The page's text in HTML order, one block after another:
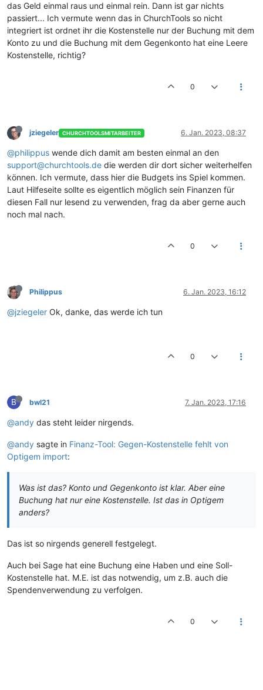
das Geld einmal raus und einmal rein. Dann ist gar nichts
passiert... Ich vermute wenn das in ChurchTools so nicht
integriert ist ordnet ihr die Kostenstelle nur der Buchung mit dem
Konto zu und die Buchung mit dem Gegenkonto hat eine Leere
Kostenstelle, richtig?
0
jziegeler CHURCHTOOLSMITARBEITER 6. Jan. 2023, 08:37
@philippus wende dich damit am besten einmal an den
support@churchtools.de die werden dir dort sicher weiterhelfen
können. Ich vermute, dass hier die Budgets ins Spiel kommen.
Laut Hilfeseite sollte es eigentlich möglich sein Finanzen für
diesen Fall nur lesend zu verwenden, frag da aber gerne auch
noch mal nach.
0
Philippus 6. Jan. 2023, 16:12
@jziegeler Ok, danke, das werde ich tun
0
B bwl21 7. Jan. 2023, 17:16
@andy das steht leider nirgends.
@andy sagte in Finanz-Tool: Gegen-Kostenstelle fehlt von
Optigem import:
Was ist das? Konto und Gegenkonto ist klar. Aber eine
Buchung hat nur eine Kostenstelle. Ist das in Optigem
anders?
Das ist so nirgends generell festgelegt.
Auch bei Sage hat eine Buchung eine Haben und eine Soll-
Kostenstelle hat. M.E. ist das notwendig, um z.B. auch die
Spendenverwendung zu verfolgen.
0